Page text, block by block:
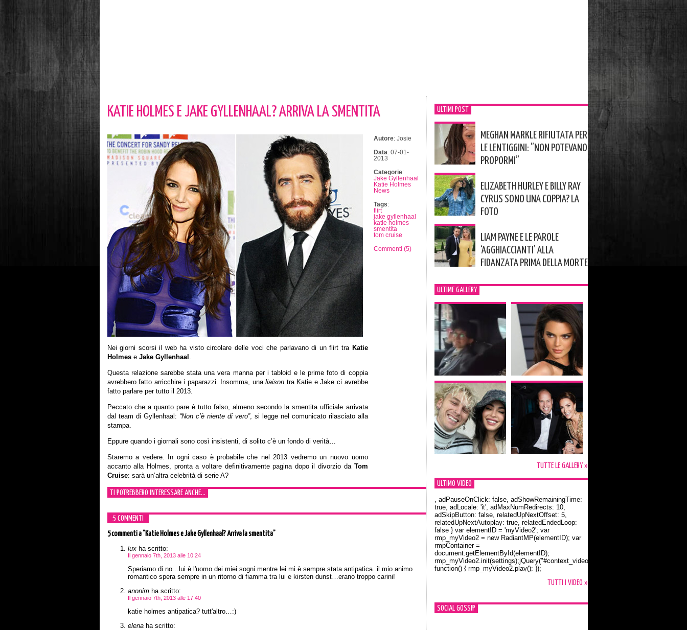
KATIE HOLMES E JAKE GYLLENHAAL? ARRIVA LA SMENTITA
Nei giorni scorsi il web ha visto circolare delle voci che parlavano di un flirt tra Katie
Holmese Jake Gyllenhaal .
Questa relazione sarebbe stata una vera manna per i tabloid e le prime foto di coppia
avrebbero fatto arricchire i paparazzi. Insomma, unaliaison tra Katie e Jake ci avrebbe
fatto parlare per tutto il 2013.
Peccato che a quanto pare è tutto falso, almeno secondo la smentita ufficiale arrivata
dal team di Gyllenhaal: “Non c’è niente di vero”, si legge nel comunicato rilasciato alla
stampa.
Eppure quando i giornali sono così insistenti, di solito c’è un fondo di verità…
Staremo a vedere. In ogni caso è probabile che nel 2013 vedremo un nuovo uomo
accanto alla Holmes, pronta a voltare definitivamente pagina dopo il divorzio da Tom
Cruise: sarà un’altra celebrità di serie A?
Autore: Josie
Data: 07-01-
2013
Categorie:
Jake Gyllenhaal
Katie Holmes
News
Tags:
flirt
jake gyllenhaal
katie holmes
smentita
tom cruise
Commenti (5)
TI POTREBBERO INTERESSARE ANCHE...
5 COMMENTI
5 commentia “Katie Holmes e Jake Gyllenhaal? Arriva la smentita”
luxha scritto:
Il gennaio 7th, 2013 alle 10:24
Speriamo di no…lui è l'uomo dei miei sogni mentre lei mi è sempre stata antipatica..il mio animo
romantico spera sempre in un ritorno di fiamma tra lui e kirsten dunst…erano troppo carini!
anonimha scritto:
Il gennaio 7th, 2013 alle 17:40
katie holmes antipatica? tutt'altro…:)
elenaha scritto:
ULTIMI POST
MEGHAN MARKLE RIFIUTATA PER
LE LENTIGGINI: ”NON POTEVANO
PROPORMI”
ELIZABETH HURLEY E BILLY RAY
CYRUS SONO UNA COPPIA? LA
FOTO
LIAM PAYNE E LE PAROLE
‘AGGHIACCIANTI’ ALLA
FIDANZATA PRIMA DELLA MORTE
ULTIME GALLERY
TUTTE LE GALLERY »
ULTIMO VIDEO
Orlando Bloom e la t-shirt dedicata a Flynn
, adPauseOnClick: false, adShowRemainingTime:
true, adLocale: 'it', adMaxNumRedirects: 10,
adSkipButton: false, relatedUpNextOffset: 5,
relatedUpNextAutoplay: true, relatedEndedLoop:
false } var elementID = 'myVideo2'; var
rmp_myVideo2 = new RadiantMP(elementID); var
rmpContainer =
document.getElementById(elementID);
rmp_myVideo2.init(settings);jQuery("#context_video2").one("mouseover",
function() { rmp_myVideo2.play(); });
TUTTI I VIDEO »
SOCIAL GOSSIP